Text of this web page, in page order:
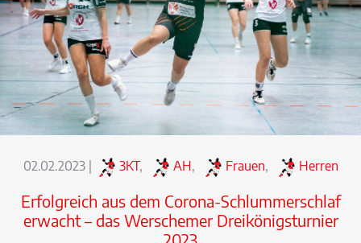
02.02.2023 | 3KT, AH, Frauen, Herren
Erfolgreich aus dem Corona-Schlummerschlaf
erwacht – das Werschemer Dreikönigsturnier